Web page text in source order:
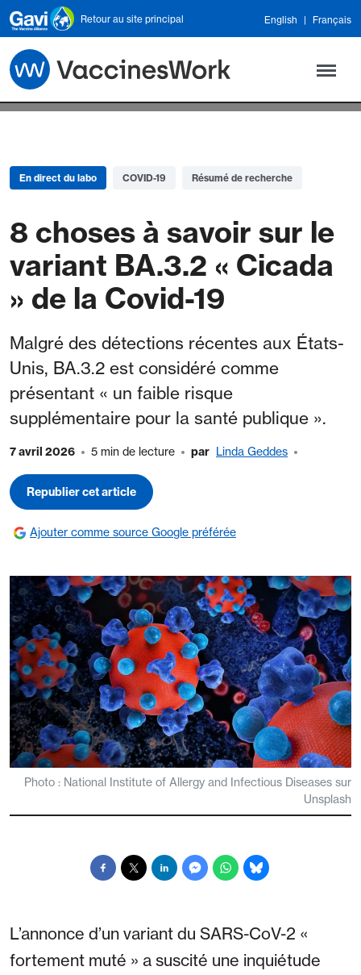
Skip to main content
Retour au site principal English Français
En direct du labo COVID-19 Résumé de recherche
8 choses à savoir sur le
variant BA.3.2 « Cicada
» de la Covid-19
Malgré des détections récentes aux États-
Unis, BA.3.2 est considéré comme
présentant « un faible risque
supplémentaire pour la santé publique ».
7 avril 2026 5 min de lecture par Linda Geddes
Republier cet article
Ajouter comme source Google préférée
Photo : National Institute of Allergy and Infectious Diseases sur
Unsplash
L’annonce d’un variant du SARS-CoV-2 «
fortement muté » a suscité une inquiétude